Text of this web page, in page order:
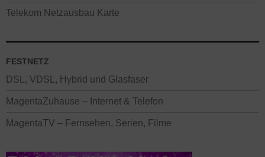
Telekom Netzausbau Karte
FESTNETZ
DSL, VDSL, Hybrid und Glasfaser
MagentaZuhause – Internet & Telefon
MagentaTV – Fernsehen, Serien, Filme